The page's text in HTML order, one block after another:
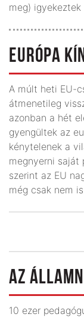
meg)
EURÓPA
A múlt heti EU-
átmenetileg
azonban a hét
gyengültek az
kénytelenek a
megnyerni saját
szerint az EU
még csak nem
AZ
10 ezer